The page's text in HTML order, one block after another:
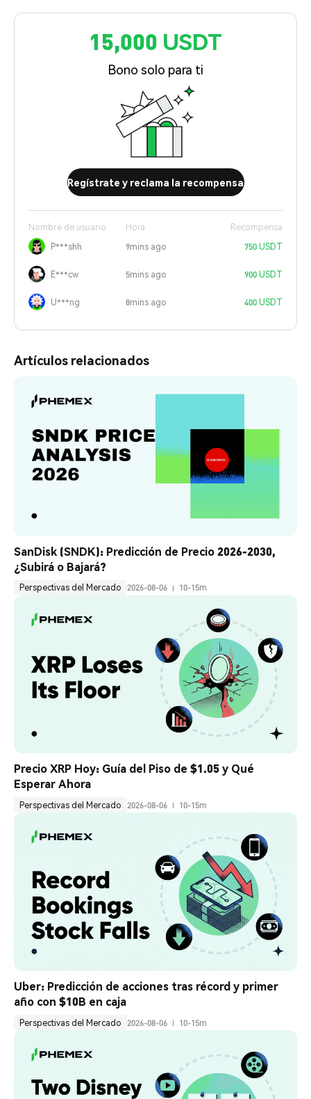
15,000 USDT
Bono solo para ti
Regístrate y reclama la recompensa
Nombre de usuario Hora
Recompensa
P***shh
9mins ago 750 USDT
E***cw 5mins ago 900 USDT
U***ng 8mins ago 400 USDT
Artículos relacionados
SanDisk (SNDK): Predicción de Precio 2026-2030,
¿Subirá o Bajará?
Perspectivas del Mercado 2026-08-06 10-15m
Precio XRP Hoy: Guía del Piso de $1.05 y Qué
Esperar Ahora
Perspectivas del Mercado 2026-08-06 10-15m
Uber: Predicción de acciones tras récord y primer
año con $10B en caja
Perspectivas del Mercado 2026-08-06 10-15m